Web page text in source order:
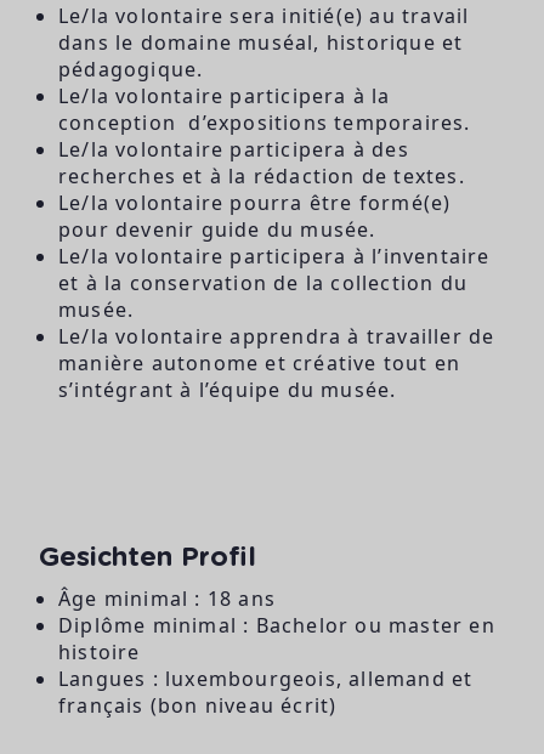
Le/la volontaire sera initié(e) au travail
dans le domaine muséal, historique et
pédagogique.
Le/la volontaire participera à la
conception d’expositions temporaires.
Le/la volontaire participera à des
recherches et à la rédaction de textes.
Le/la volontaire pourra être formé(e)
pour devenir guide du musée.
Le/la volontaire participera à l’inventaire
et à la conservation de la collection du
musée.
Le/la volontaire apprendra à travailler de
manière autonome et créative tout en
s’intégrant à l’équipe du musée.
Gesichten Profil
Âge minimal : 18 ans
Diplôme minimal : Bachelor ou master en
histoire
Langues : luxembourgeois, allemand et
français (bon niveau écrit)